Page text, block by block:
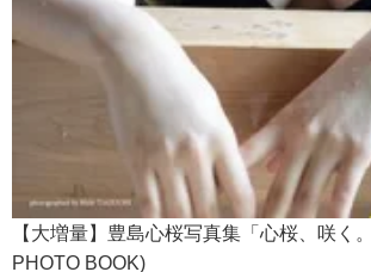
【大増量】豊島心桜写真集「心桜、咲く
PHOTO BOOK)